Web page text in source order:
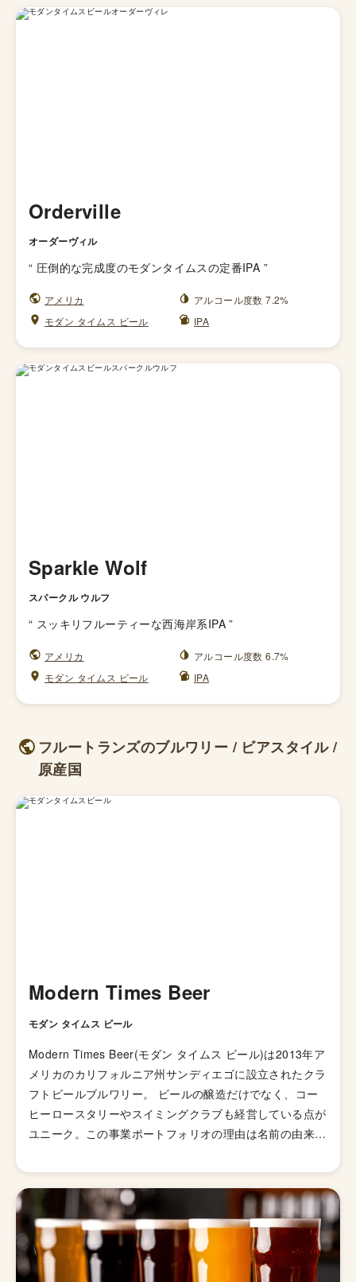
Orderville
オーダーヴィル
“ 圧倒的な完成度のモダンタイムスの定番IPA ”
アメリカ
アルコール度数 7.2%
モダン タイムス ビール
IPA
Sparkle Wolf
スパークル ウルフ
“ スッキリフルーティーな西海岸系IPA ”
アメリカ
アルコール度数 6.7%
モダン タイムス ビール
IPA
フルートランズのブルワリー / ビアスタイル /
原産国
Modern Times Beer
モダン タイムス ビール
Modern Times Beer(モダン タイムス ビール)は2013年ア
メリカのカリフォルニア州サンディエゴに設立されたクラ
フトビールブルワリー。 ビールの醸造だけでなく、コー
ヒーロースタリーやスイミングクラブも経営している点が
ユニーク。この事業ポートフォリオの理由は名前の由来に
eyed wingnutsという集団がつくったユートピア
「Modern Times」から着想を得て名付けられたとのこと
です。かつてそこでは、地域の区切りや一般的な結婚のル
ール、過剰な搾取などなく、物々交換をしながら豊かに暮
らしていたらしく、そのユートピアのようなコミュニティ
をクラフトビールやコーヒーなどを通じて作りたいという